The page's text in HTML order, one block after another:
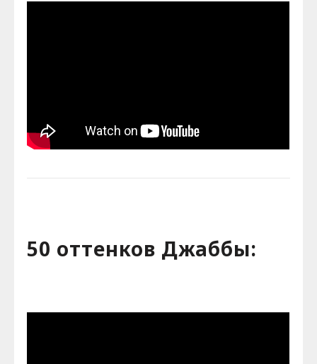
50 оттенков Джаббы: